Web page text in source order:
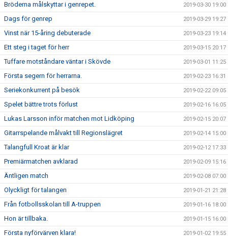
Bröderna målskyttar i genrepet. 2019-03-30 19:00
Dags för genrep 2019-03-29 19:27
Vinst när 15-åring debuterade 2019-03-23 19:14
Ett steg i taget för herr 2019-03-15 20:17
Tuffare motståndare väntar i Skövde 2019-03-01 11:25
Första segern för herrarna. 2019-02-23 16:31
Seriekonkurrent på besök 2019-02-22 09:05
Spelet bättre trots förlust 2019-02-16 16:05
Lukas Larsson inför matchen mot Lidköping 2019-02-15 20:07
Gitarrspelande målvakt till Regionslägret 2019-02-14 15:00
Talangfull Kroat är klar 2019-02-12 17:33
Premiärmatchen avklarad 2019-02-09 15:16
Äntligen match 2019-02-08 07:00
Olyckligt för talangen 2019-01-21 21:28
Från fotbollsskolan till A-truppen 2019-01-16 18:00
Hon är tillbaka. 2019-01-15 16:00
Första nyförvärven klara! 2019-01-02 19:55